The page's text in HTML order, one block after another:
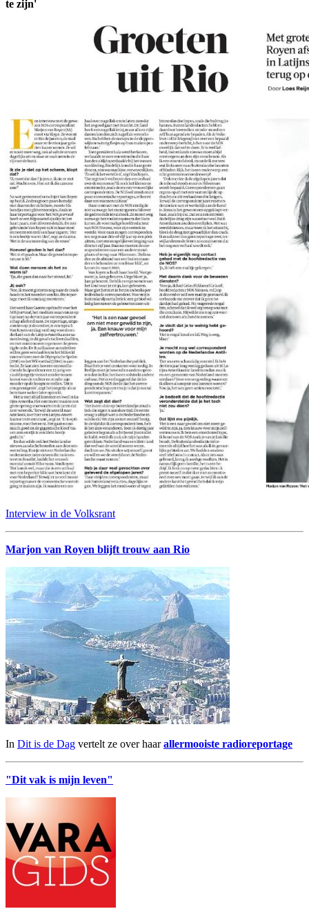
te zijn'
Interview in de Volksrant
Marjon van Royen blijft trouw aan Rio
In Dit is de Dag vertelt ze over haarallermooiste radioreportage
"Dit vak is mijn leven"